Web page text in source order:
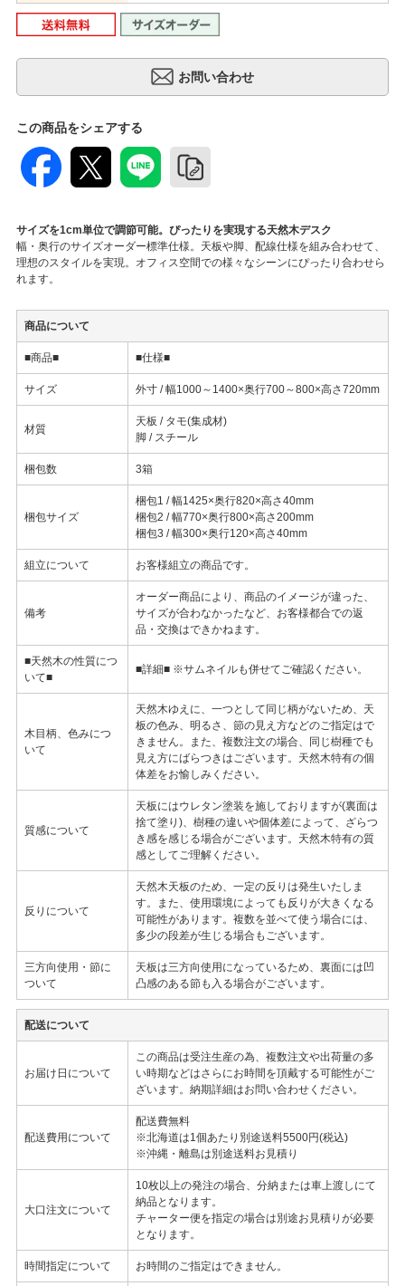
この商品をシェアする
サイズを1cm単位で調節可能。ぴったりを実現する天然木デスク
幅・奥行のサイズオーダー標準仕様。天板や脚、配線仕様を組み合わせて、
理想のスタイルを実現。オフィス空間での様々なシーンにぴったり合わせら
れます。
商品について
■商品■ ■仕様■
サイズ 外寸 / 幅1000～1400×奥行700～800×高さ720mm
材質
天板 / タモ(集成材)
脚 / スチール
梱包数 3箱
梱包サイズ
梱包1 / 幅1425×奥行820×高さ40mm
梱包2 / 幅770×奥行800×高さ200mm
梱包3 / 幅300×奥行120×高さ40mm
組立について お客様組立の商品です。
備考
オーダー商品により、商品のイメージが違った、
サイズが合わなかったなど、お客様都合での返
品・交換はできかねます。
■天然木の性質につ
いて■
■詳細■ ※サムネイルも併せてご確認ください。
木目柄、色みにつ
いて
天然木ゆえに、一つとして同じ柄がないため、天
板の色み、明るさ、節の見え方などのご指定はで
きません。また、複数注文の場合、同じ樹種でも
見え方にばらつきはございます。天然木特有の個
体差をお愉しみください。
質感について
天板にはウレタン塗装を施しておりますが(裏面は
捨て塗り)、樹種の違いや個体差によって、ざらつ
き感を感じる場合がございます。天然木特有の質
感としてご理解ください。
反りについて
天然木天板のため、一定の反りは発生いたしま
す。また、使用環境によっても反りが大きくなる
可能性があります。複数を並べて使う場合には、
多少の段差が生じる場合もございます。
三方向使用・節に
ついて
天板は三方向使用になっているため、裏面には凹
凸感のある節も入る場合がございます。
配送について
お届け日について
この商品は受注生産の為、複数注文や出荷量の多
い時期などはさらにお時間を頂戴する可能性がご
ざいます。納期詳細はお問い合わせください。
配送費用について
配送費無料
※北海道は1個あたり別途送料5500円(税込)
※沖縄・離島は別途送料お見積り
大口注文について
10枚以上の発注の場合、分納または車上渡しにて
納品となります。
チャーター便を指定の場合は別途お見積りが必要
となります。
時間指定について お時間のご指定はできません。